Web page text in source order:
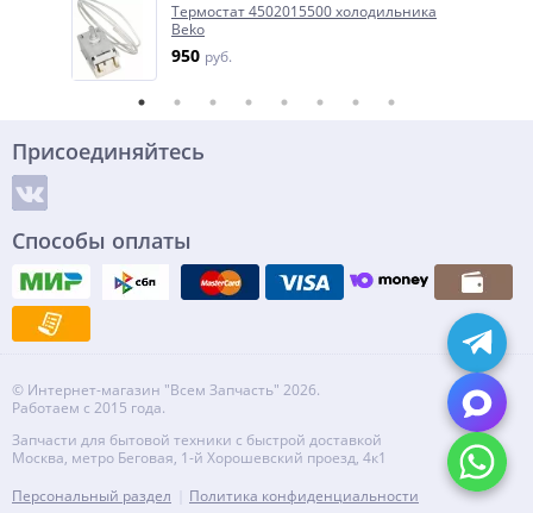
Термостат 4502015500 холодильника
Beko
950 руб.
Присоединяйтесь
Способы оплаты
© Интернет-магазин "Всем Запчасть" 2026.
Работаем с 2015 года.
Запчасти для бытовой техники с быстрой доставкой
Москва, метро Беговая, 1-й Хорошевский проезд, 4к1
Персональный раздел
Политика конфиденциальности